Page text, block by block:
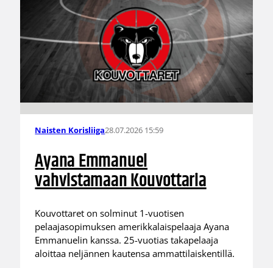
Naisten Korisliiga28.07.2026 15:59
Ayana Emmanuel
vahvistamaan Kouvottaria
Kouvottaret on solminut 1-vuotisen
pelaajasopimuksen amerikkalaispelaaja Ayana
Emmanuelin kanssa. 25-vuotias takapelaaja
aloittaa neljännen kautensa ammattilaiskentillä.